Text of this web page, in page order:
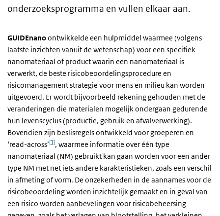
onderzoeksprogramma en vullen elkaar aan.
GUIDEnanoontwikkelde een hulpmiddel waarmee (volgens
laatste inzichten vanuit de wetenschap) voor een specifiek
nanomateriaal of product waarin een nanomateriaal is
verwerkt, de beste risicobeoordelingsprocedure en
risicomanagement strategie voor mens en milieu kan worden
uitgevoerd. Er wordt bijvoorbeeld rekening gehouden met de
veranderingen die materialen mogelijk ondergaan gedurende
hun levenscyclus (productie, gebruik en afvalverwerking).
Bovendien zijn beslisregels ontwikkeld voor groeperen en
‘read-across’[1], waarmee informatie over één type
nanomateriaal (NM) gebruikt kan gaan worden voor een ander
type NM met net iets andere karakteristieken, zoals een verschil
in afmeting of vorm. De onzekerheden in de aannames voor de
risicobeoordeling worden inzichtelijk gemaakt en in geval van
een risico worden aanbevelingen voor risicobeheersing